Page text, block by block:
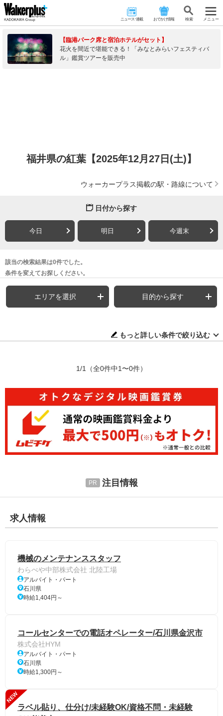
ニュース･連載 おでかけ情報 検 索 メニュー
【臨港パーク席と宿泊ホテルがセット】
花火を間近で堪能できる！「みなとみらいフェスティバ
ル」鑑賞ツアーを販売中
福井県の紅葉【2025年12月27日(土)】
ウォーカープラス掲載の駅・路線について
日付から探す
今日 明日 今週末
該当の検索結果は0件でした。
条件を変えてお探しください。
エリアを選択 目的から探す
もっと詳しい条件で絞り込む
1/1 （全0件中1〜0件）
注目情報
求人情報
機械のメンテナンススタッフ
わらべや中部株式会社 北陸工場
アルバイト・パート
石川県
時給1,404円～
コールセンターでの電話オペレーター/石川県金沢市
株式会社HYM
アルバイト・パート
石川県
時給1,300円～
NEW
ラベル貼り、仕分け/未経験OK/資格不問・未経験